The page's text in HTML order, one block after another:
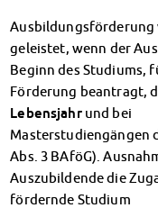
Mensen & Cafeterien
Heute in unseren
JoGo – Studibar +
Klimabewusst essen
Mensa-FAQs
CampusCatering
MensaFeedback
Ausbildungsförderung
geleistet, wenn der
Beginn des Studiums,
Förderung beantragt,
Lebensjahrund bei
Masterstudiengängen
Abs. 3 BAföG).
Auszubildende die
fördernde Studium